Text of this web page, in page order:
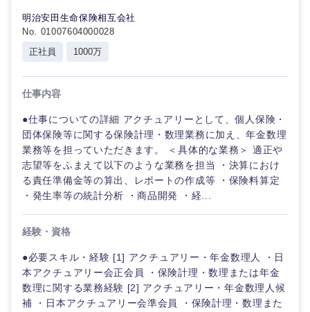
選択する
選択する
選択する
選択する
明治安田生命保険相互会社
No. 01007604000028
正社員
1000万
仕事内容
●仕事についての詳細 アクチュアリーとして、個人保険・
団体保険等に関する保険計理・数理業務に加え、年金数理
業務等を担っていただきます。 ＜具体的な業務＞ 適正や
志望等をふまえて以下のような業務を担当 ・決算におけ
る責任準備金等の算出、レポートの作成等 ・保険料算定
・発生率等の統計分析 ・商品開発 ・経...
経験・資格
●必要スキル・経験 [1] アクチュアリー・年金数理人 ・日
本アクチュアリー会正会員 ・保険計理・数理または年金
数理に関する業務経験 [2] アクチュアリー・年金数理人候
補 ・日本アクチュアリー会準会員 ・保険計理・数理また